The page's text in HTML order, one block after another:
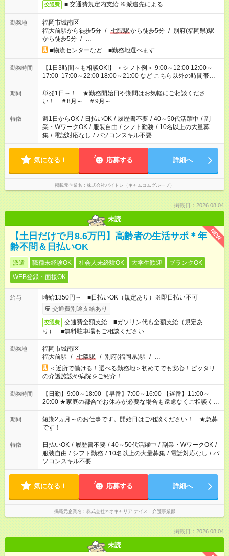
交通費 ■ 交通費規定内支給 ※派遣先による
勤務地
福岡市城南区
福大前駅から徒歩5分 / 七隈駅から徒歩5分 / 別府(福岡県)駅
から徒歩5分 / …
■物流センターなど ■勤務地選べます
勤務時間
【1日3時間～も相談OK!】 ＜シフト例＞ 9:00～12:00 12:00～
17:00 17:00～22:00 18:00～21:00 など こちら以外の時間帯も
お気軽にご相談ください！
期間
単発1日～！ ★勤務開始日や期間はお気軽にご相談くださ
い！ ＃8月～ ＃9月～
特徴 週1日からOK / 日払いOK / 履歴書不要 / 40～50代活躍中 / 副
業・WワークOK / 服装自由 / シフト勤務 / 10名以上の大量募
集 / 電話対応なし / パソコンスキル不要
気になる！ 応募する 詳細へ
掲載元企業名 株式会社バイトレ（キャムコムグループ）
掲載日：2026.08.04
未読
NEW
【土日だけで月8.6万円】高齢者の生活サポ＊年
齢不問＆日払いOK
派遣 職種未経験OK 社会人未経験OK 大学生歓迎
ブランクOK
WEB登録・面接OK
給与
時給1350円～ ■日払いOK（規定あり）※即日払い不可
交通費別途支給あり
交通費
交通費全額支給 ■ガソリン代も全額支給（規定あ
り） ■無料駐車場もご相談ください
勤務地
福岡市城南区
福大前駅 / 七隈駅 / 別府(福岡県)駅 / …
＜近所で働ける！選べる勤務地＞初めてでも安心！ピッタリ
の介護施設や病院をご紹介！
勤務時間
【日勤】9:00～18:00 【早番】7:00～16:00 【遅番】11:00～
20:00 ★家庭の都合でお休みが必要な場合も遠慮なくご相談くだ
さい。
期間
短期2ヵ月～のお仕事です。開始日はご相談ください！ ★急募
です！
特徴 日払いOK / 履歴書不要 / 40～50代活躍中 / 副業・WワークOK /
服装自由 / シフト勤務 / 10名以上の大量募集 / 電話対応なし / パ
ソコンスキル不要
気になる！ 応募する 詳細へ
掲載元企業名 株式会社ネオキャリア ナイス！介護事業部
掲載日：2026.08.04
未読